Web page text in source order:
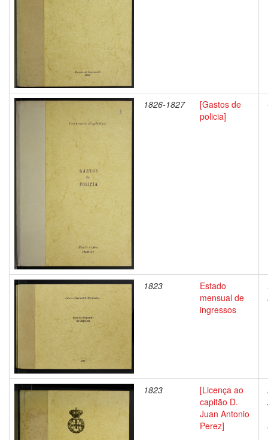
1826-1827
[Gastos de
policia]
1823
Estado
mensual de
ingressos
1823
[Licença ao
capitão D.
Juan Antonio
Perez]